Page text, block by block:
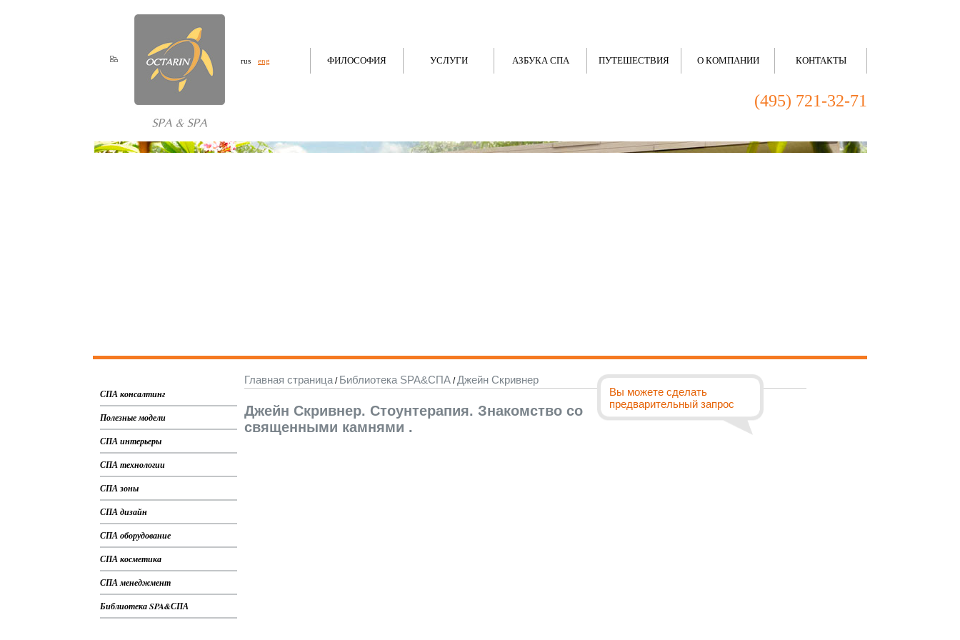
rus eng ФИЛОСОФИЯ УСЛУГИ АЗБУКА СПА ПУТЕШЕСТВИЯ О КОМПАНИИ КОНТАКТЫ
(495) 721-32-71
СПА консалтинг
Полезные модели
СПА интерьеры
СПА технологии
СПА зоны
СПА дизайн
СПА оборудование
СПА косметика
СПА менеджмент
Библиотека SPA&СПА
Главная страница/ Библиотека SPA&СПА / Джейн Скривнер
Вы можете сделать
предварительный запрос
Джейн Скривнер. Стоунтерапия. Знакомство со
священными камнями .